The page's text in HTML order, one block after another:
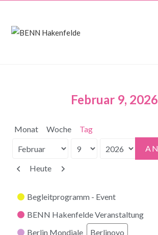
Februar 9, 2026
Monat Woche Tag
Monat
Tag
Jahr
Zurück
Heute Weiter
Kategorien
Begleitprogramm - Event
BENN Hakenfelde Veranstaltung
Berlin Mondiale
Berlinovo